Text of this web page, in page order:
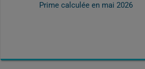
Prime calculée en mai 2026